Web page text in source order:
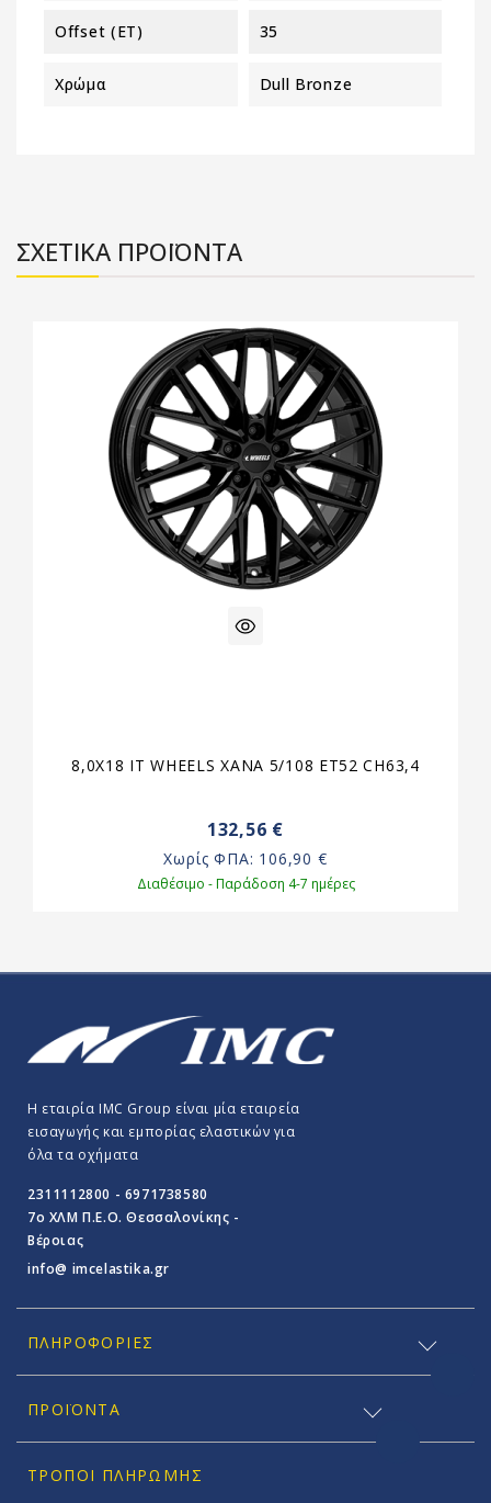
Offset (ET) 35
Χρώμα Dull Bronze
ΣΧΕΤΙΚΑ ΠΡΟΪΟΝΤΑ
8,0X18 IT WHEELS XANA 5/108 ET52 CH63,4
132,56 €
Χωρίς ΦΠΑ: 106,90 €
Διαθέσιμο - Παράδοση 4-7 ημέρες
Η εταιρία IMC Group είναι μία εταιρεία
εισαγωγής και εμπορίας ελαστικών για
όλα τα οχήματα
2311112800 - 6971738580
7o ΧΛΜ Π.E.O. Θεσσαλονίκης -
Βέροιας
info@ imcelastika.gr
ΠΛΗΡΟΦΟΡΊΕΣ
ΠΡΟΪΟΝΤΑ
ΤΡΌΠΟΙ ΠΛΗΡΩΜΉΣ